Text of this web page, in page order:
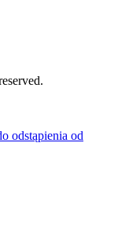
odstąpienia od